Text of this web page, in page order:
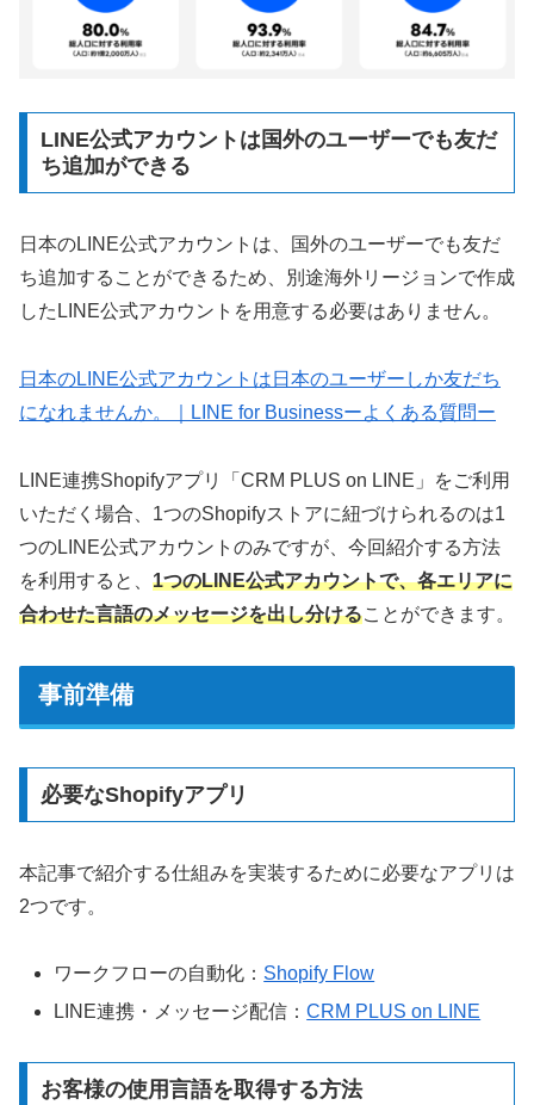
LINE公式アカウントは国外のユーザーでも友だ
ち追加ができる
日本のLINE公式アカウントは、国外のユーザーでも友だ
ち追加することができるため、別途海外リージョンで作成
したLINE公式アカウントを用意する必要はありません。
日本のLINE公式アカウントは日本のユーザーしか友だち
になれませんか。｜LINE for Businessーよくある質問ー
LINE連携Shopifyアプリ「CRM PLUS on LINE」をご利用
いただく場合、1つのShopifyストアに紐づけられるのは1
つのLINE公式アカウントのみですが、今回紹介する方法
を利用すると、 1つのLINE公式アカウントで、各エリアに
合わせた言語のメッセージを出し分けることができます。
事前準備
必要なShopifyアプリ
本記事で紹介する仕組みを実装するために必要なアプリは
2つです。
ワークフローの自動化： Shopify Flow
LINE連携・メッセージ配信：CRM PLUS on LINE
お客様の使用言語を取得する方法